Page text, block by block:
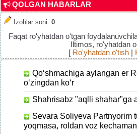
QOLGAN HABARLAR
Izohlar soni: 0
Faqat ro'yhatdan o'tgan
Iltimos, ro'yhatdan
[ Ro'yhatdan o'tish|
Qo‘shmachiga aylangan er
o‘zingdan ko‘r
Shahrisabz "aqlli shahar"ga
Sevara Soliyeva Partnyorim
yoqmasa, roldan voz kechaman